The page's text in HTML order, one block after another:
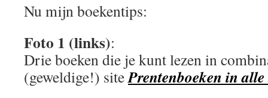
Nu mijn boekentips:
Foto 1 (links):
Drie boeken die je kunt lezen in
(geweldige!) sitePrentenboeken in